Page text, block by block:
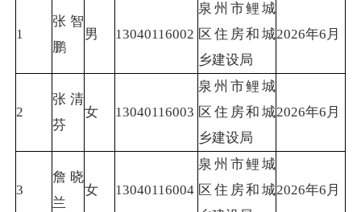
1
张智
鹏
男 13040116002
泉州市鲤城
区住房和城
乡建设局
2026年6月
2
张清
芬
女 13040116003
泉州市鲤城
区住房和城
乡建设局
2026年6月
3
詹晓
兰
女 13040116004
泉州市鲤城
区住房和城2026年6月